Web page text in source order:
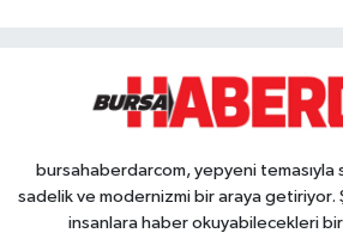
bursahaberdarcom, yepyeni
sadelik ve modernizmi bir araya getiriyor.
insanlara haber okuyabilecekleri bir